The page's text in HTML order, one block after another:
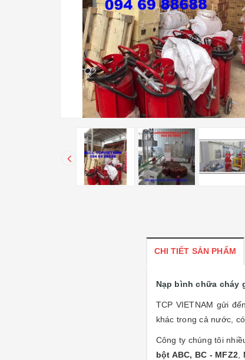
CHI TIẾT SẢN PHẨM
Nạp bình chữa cháy
TCP VIETNAM gửi
khác trong cả nước,
Công ty chúng tôi
bột ABC, BC - MFZ2